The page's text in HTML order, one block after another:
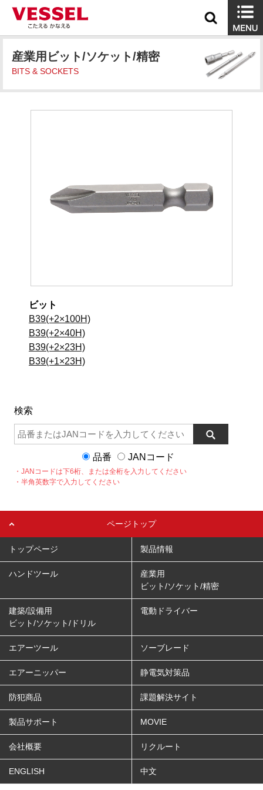
産業用ビット/ソケット/精密
BITS & SOCKETS
ビット
B39(+2×100H)
B39(+2×40H)
B39(+2×23H)
B39(+1×23H)
検索
品番 JANコード
・JANコードは下6桁、または全桁を入力してください
・半角英数字で入力してください
ページトップ
トップページ 製品情報
ハンドツール
産業用
ビット/ソケット/精密
建築/設備用
ビット/ソケット/ドリル
電動ドライバー
エアーツール ソーブレード
エアーニッパー 静電気対策品
防犯商品 課題解決サイト
製品サポート MOVIE
会社概要 リクルート
ENGLISH 中文